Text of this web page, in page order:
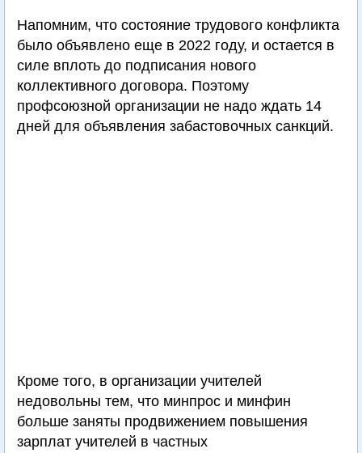
Напомним, что состояние трудового конфликта
было объявлено еще в 2022 году, и остается в
силе вплоть до подписания нового
коллективного договора. Поэтому
профсоюзной организации не надо ждать 14
дней для объявления забастовочных санкций.
Кроме того, в организации учителей
недовольны тем, что минпрос и минфин
больше заняты продвижением повышения
зарплат учителей в частных